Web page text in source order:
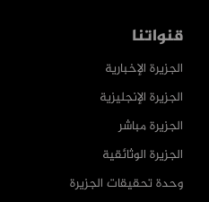
قنواتنا
الجزيرة الإخبارية
الجزيرة الإنجليزية
الجزيرة مباشر
الجزيرة الوثائقية
وحدة تحقيقات الجزيرة